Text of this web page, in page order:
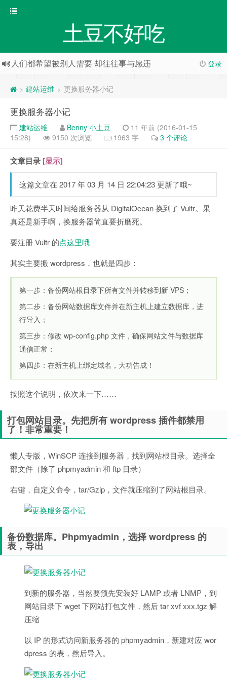
土豆不好吃
登录
人们都希望被别人需要 却往往事与愿违
> 建站运维 > 更换服务器小记
更换服务器小记
建站运维 Benny 小土豆
11 年前 (2016-01-15
15:28)
9150 次浏览 1963 字 3 个评论
文章目录 [显示]
这篇文章在 2017 年 03 月 14 日 22:04:23 更新了哦~
昨天花费半天时间给服务器从 DigitalOcean 换到了 Vultr。果
真还是新手啊，换服务器简直要折磨死。
要注册 Vultr 的点这里哦
其实主要搬 wordpress，也就是四步：
第一步：备份网站根目录下所有文件并转移到新 VPS；
第二步：备份网站数据库文件并在新主机上建立数据库，进
行导入；
第三步：修改 wp-config.php 文件，确保网站文件与数据库
通信正常；
第四步：在新主机上绑定域名，大功告成！
按照这个说明，依次来一下……
打包网站目录。先把所有 wordpress 插件都禁用
了！非常重要！
懒人专版，WinSCP 连接到服务器，找到网站根目录。选择全
部文件（除了 phpmyadmin 和 ftp 目录）
右键，自定义命令，tar/Gzip，文件就压缩到了网站根目录。
备份数据库。Phpmyadmin，选择 wordpress 的
表，导出
到新的服务器，当然要预先安装好 LAMP 或者 LNMP，到
网站目录下 wget 下网站打包文件，然后 tar xvf xxx.tgz 解
压缩
以 IP 的形式访问新服务器的 phpmyadmin，新建对应 wor
dpress 的表，然后导入。